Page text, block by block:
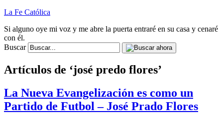
La Fe Católica
Si alguno oye mi voz y me abre la puerta entraré en su casa y cenaré
con él.
Buscar
Artículos de ‘josé predo flores’
La Nueva Evangelización es como un
Partido de Futbol – José Prado Flores